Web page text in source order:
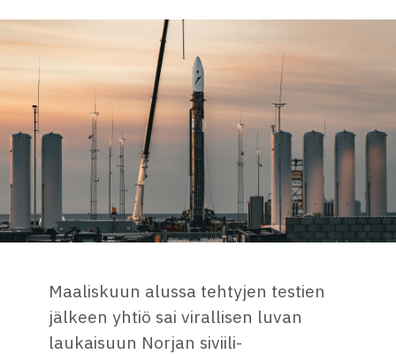
Maaliskuun alussa tehtyjen testien
jälkeen yhtiö sai virallisen luvan
laukaisuun Norjan siviili-